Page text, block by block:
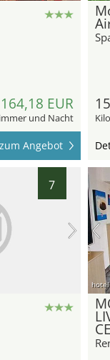
EUR
und Nacht
zum Angebot
7